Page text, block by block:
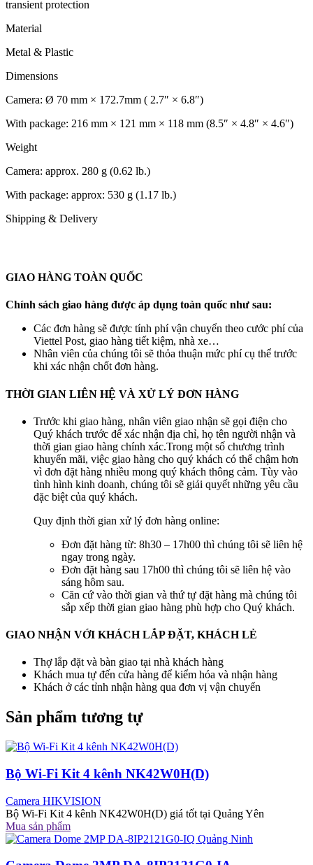
transient protection
Material
Metal & Plastic
Dimensions
Camera: Ø 70 mm × 172.7mm ( 2.7″ × 6.8″)
With package: 216 mm × 121 mm × 118 mm (8.5″ × 4.8″ × 4.6″)
Weight
Camera: approx. 280 g (0.62 lb.)
With package: approx: 530 g (1.17 lb.)
Shipping & Delivery
GIAO HÀNG TOÀN QUỐC
Chính sách giao hàng được áp dụng toàn quốc như sau:
Các đơn hàng sẽ được tính phí vận chuyển theo cước phí của
Viettel Post, giao hàng tiết kiệm, nhà xe…
Nhân viên của chúng tôi sẽ thỏa thuận mức phí cụ thể trước
khi xác nhận chốt đơn hàng.
THỜI GIAN LIÊN HỆ VÀ XỬ LÝ ĐƠN HÀNG
Trước khi giao hàng, nhân viên giao nhận sẽ gọi điện cho
Quý khách trước để xác nhận địa chỉ, họ tên người nhận và
thời gian giao hàng chính xác.Trong một số chương trình
khuyến mãi, việc giao hàng cho quý khách có thể chậm hơn
vì đơn đặt hàng nhiều mong quý khách thông cảm. Tùy vào
tình hình kinh doanh, chúng tôi sẽ giải quyết những yêu cầu
đặc biệt của quý khách.
Quy định thời gian xử lý đơn hàng online:
Đơn đặt hàng từ: 8h30 – 17h00 thì chúng tôi sẽ liên hệ
ngay trong ngày.
Đơn đặt hàng sau 17h00 thì chúng tôi sẽ liên hệ vào
sáng hôm sau.
Căn cứ vào thời gian và thứ tự đặt hàng mà chúng tôi
sắp xếp thời gian giao hàng phù hợp cho Quý khách.
GIAO NHẬN VỚI KHÁCH LẮP ĐẶT, KHÁCH LẺ
Thợ lắp đặt và bàn giao tại nhà khách hàng
Khách mua tự đến cửa hàng để kiểm hóa và nhận hàng
Khách ở các tỉnh nhận hàng qua đơn vị vận chuyển
Sản phẩm tương tự
Bộ Wi-Fi Kit 4 kênh NK42W0H(D)
Camera HIKVISION
Bộ Wi-Fi Kit 4 kênh NK42W0H(D) giá tốt tại Quảng Yên
Mua sản phẩm